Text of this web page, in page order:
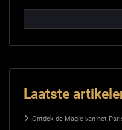
Laatste
Ontdek de Magie van het